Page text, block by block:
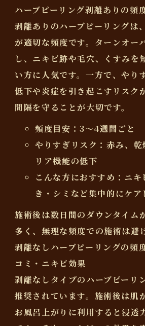
ハーブピーリング剥離ありの頻
剥離ありのハーブピーリングは
が適切な頻度です。ターンオー
し、ニキビ跡や毛穴、くすみを
い方に人気です。一方で、やり
低下や炎症を引き起こすリスク
間隔を守ることが大切です。
頻度目安：3～4週間ごと
やりすぎリスク：赤み、
リア機能の低下
こんな方におすすめ：ニ
き・シミなど集中的にケア
施術後は数日間のダウンタイム
多く、無理な頻度での施術は避
剥離なしハーブピーリングの頻
コミ・ニキビ効果
剥離なしタイプのハーブピーリ
推奨されています。施術後は肌
お風呂上がりに利用すると浸透